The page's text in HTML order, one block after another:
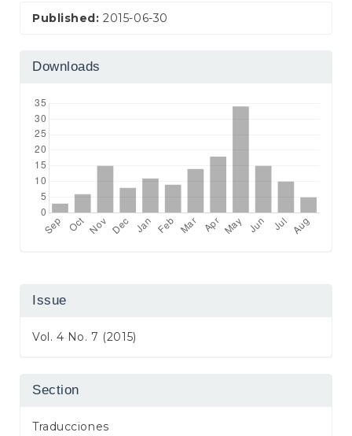
Published:2015-06-30
Downloads
Issue
Vol. 4 No. 7 (2015)
Section
Traducciones